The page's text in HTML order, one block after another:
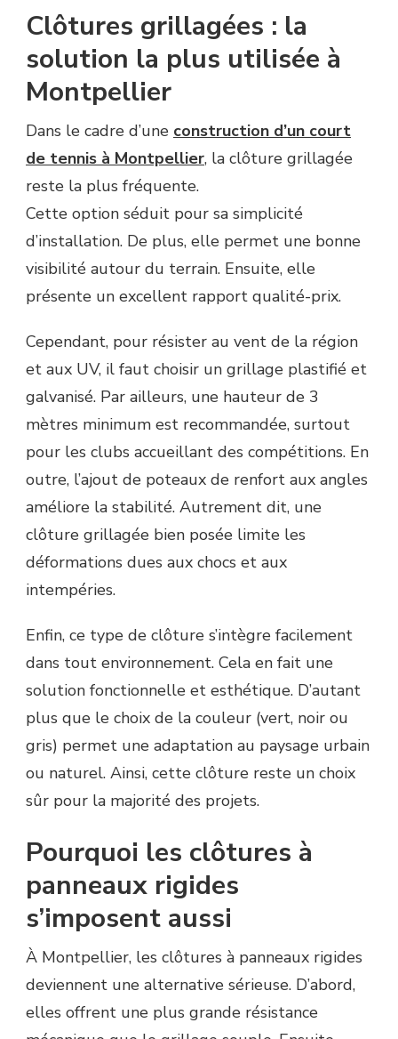
Clôtures grillagées : la
solution la plus utilisée à
Montpellier
Dans le cadre d’une construction d’un court
de tennis à Montpellier, la clôture grillagée
reste la plus fréquente.
Cette option séduit pour sa simplicité
d’installation. De plus, elle permet une bonne
visibilité autour du terrain. Ensuite, elle
présente un excellent rapport qualité-prix.
Cependant, pour résister au vent de la région
et aux UV, il faut choisir un grillage plastifié et
galvanisé. Par ailleurs, une hauteur de 3
mètres minimum est recommandée, surtout
pour les clubs accueillant des compétitions. En
outre, l’ajout de poteaux de renfort aux angles
améliore la stabilité. Autrement dit, une
clôture grillagée bien posée limite les
déformations dues aux chocs et aux
intempéries.
Enfin, ce type de clôture s’intègre facilement
dans tout environnement. Cela en fait une
solution fonctionnelle et esthétique. D’autant
plus que le choix de la couleur (vert, noir ou
gris) permet une adaptation au paysage urbain
ou naturel. Ainsi, cette clôture reste un choix
sûr pour la majorité des projets.
Pourquoi les clôtures à
panneaux rigides
s’imposent aussi
À Montpellier, les clôtures à panneaux rigides
deviennent une alternative sérieuse. D’abord,
elles offrent une plus grande résistance